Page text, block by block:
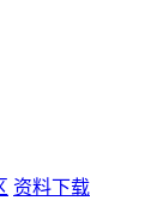
资料下载